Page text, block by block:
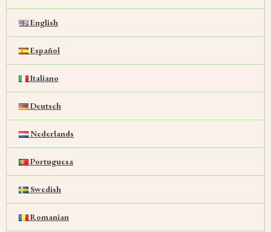
English
Español
Italiano
Deutsch
Nederlands
Portuguesa
Swedish
Romanian